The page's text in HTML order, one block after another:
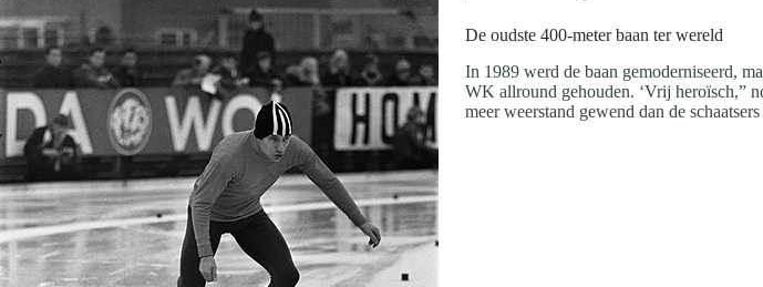
De oudste 400-meter baan ter wereld
In 1989 werd de baan gemoderniseerd,
WK allround gehouden. ‘Vrij heroïsch,”
meer weerstand gewend dan de